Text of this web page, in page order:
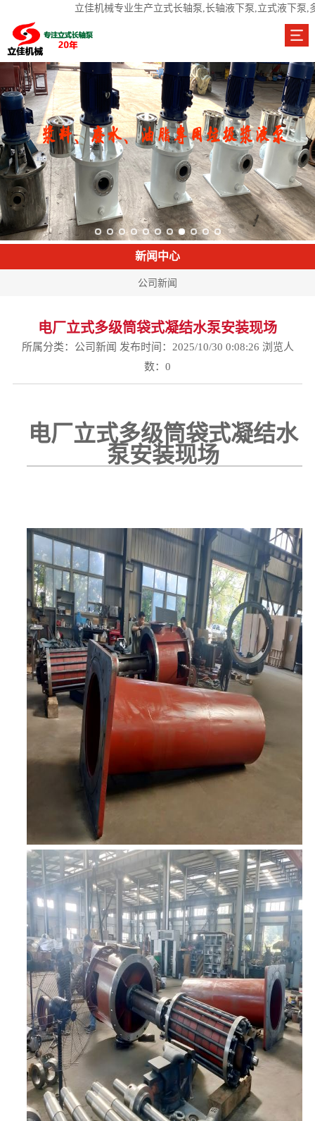
立佳机械专业生产立式长轴泵,长轴液下泵,立式液下
新闻中心
公司新闻
电厂立式多级筒袋式凝结水泵安装现场
所属分类： 公司新闻 发布时间：2025/10/30 0:08:26 浏览人
数： 0
电厂立式多级筒袋式凝结水
泵安装现场